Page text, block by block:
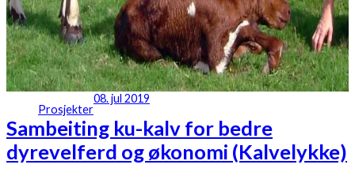
Prosjekter
08. jul 2019
Sambeiting ku-kalv for bedre
dyrevelferd og økonomi (Kalvelykke)